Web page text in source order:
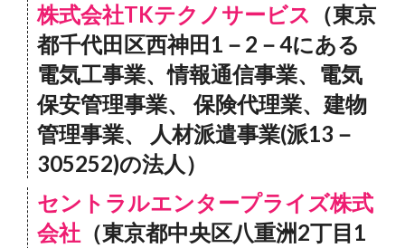
株式会社TKテクノサービス
（東京
都千代田区西神田1－2－4にある
電気工事業、情報通信事業、電気
保安管理事業、 保険代理業、建物
管理事業、 人材派遣事業(派13－
305252)の法人）
セントラルエンタープライズ株式
会社 （東京都中央区八重洲2丁目1